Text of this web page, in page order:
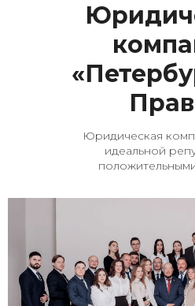
Юридическая
идеальной